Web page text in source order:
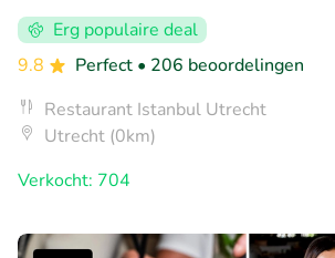
Erg populaire deal
9.8
Perfect • 206 beoordelingen
Restaurant Istanbul Utrecht
Utrecht (0km)
Verkocht: 704